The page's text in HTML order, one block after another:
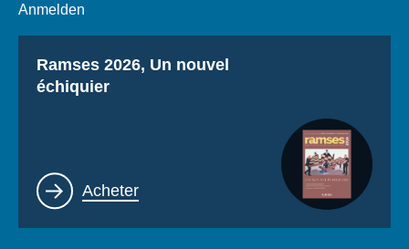
Anmelden
Titre
Ramses 2026, Un nouvel
échiquier
Lien
Acheter